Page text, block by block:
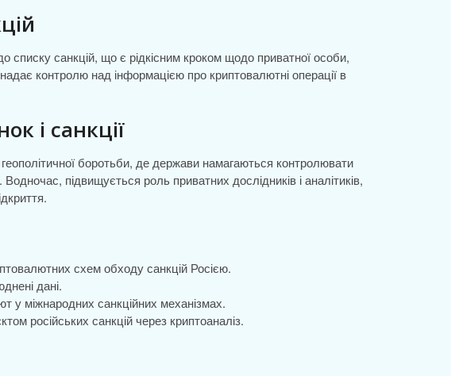
списку санкцій, що є рідкісним кроком щодо приватної особи,
контролю над інформацією про криптовалютні операції в
і санкції
боротьби, де держави намагаються контролювати
підвищується роль приватних дослідників і аналітиків,
схем обходу санкцій Росією.
дані.
у міжнародних санкційних механізмах.
російських санкцій через криптоаналіз.